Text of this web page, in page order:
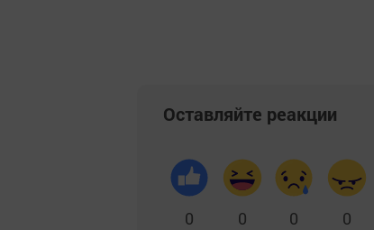
Оставляйте реакции
0 0 0 0